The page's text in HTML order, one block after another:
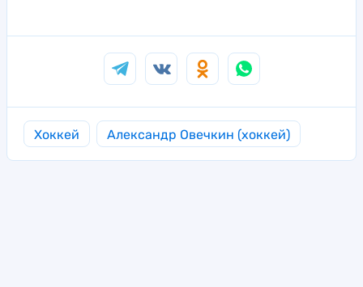
Хоккей Александр Овечкин (хоккей)